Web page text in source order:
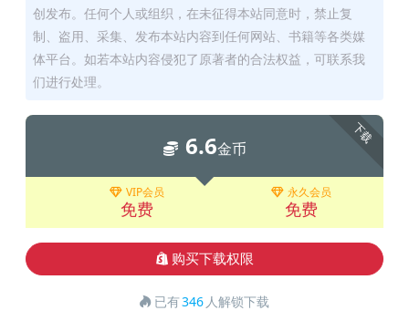
创发布。任何个人或组织，在未征得本站同意时，禁止复
制、盗用、采集、发布本站内容到任何网站、书籍等各类媒
体平台。如若本站内容侵犯了原著者的合法权益，可联系我
们进行处理。
下载
6.6金币
VIP会员
免费
永久会员
免费
购买下载权限
已有346 人解锁下载